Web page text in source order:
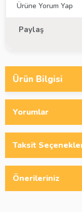
Ürüne Yorum Yap
Paylaş
Ürün Bilgisi
Yorumlar
Taksit
Önerileriniz